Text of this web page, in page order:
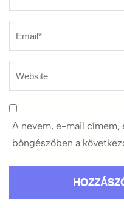
A nevem, e-mail címem,
böngészőben a